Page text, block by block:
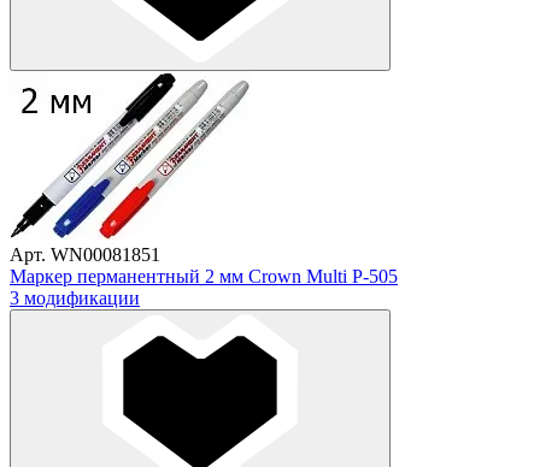
Арт. WN00081851
Маркер перманентный 2 мм Crown Multi P-505
3 модификации